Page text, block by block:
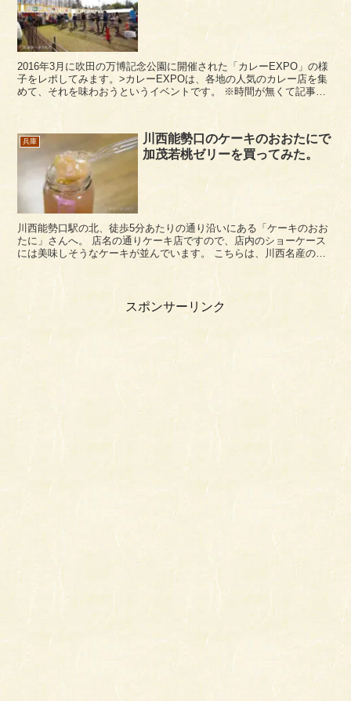
2016年3月に吹田の万博記念公園に開催された「カレーEXPO」の様
子をレポしてみます。>カレーEXPOは、各地の人気のカレー店を集
めて、それを味わおうというイベントです。 ※時間が無くて記事書
兵庫
川西能勢口のケーキのおおたにで
加茂若桃ゼリーを買ってみた。
川西能勢口駅の北、徒歩5分あたりの通り沿いにある「ケーキのおお
たに」さんへ。 店名の通りケーキ店ですので、店内のショーケース
には美味しそうなケーキが並んでいます。 こちらは、川西名産のい
スポンサーリンク